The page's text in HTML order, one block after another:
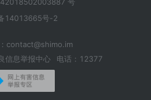
14013665号-2
contact@shimo.im
信息举报中心
电话：12377